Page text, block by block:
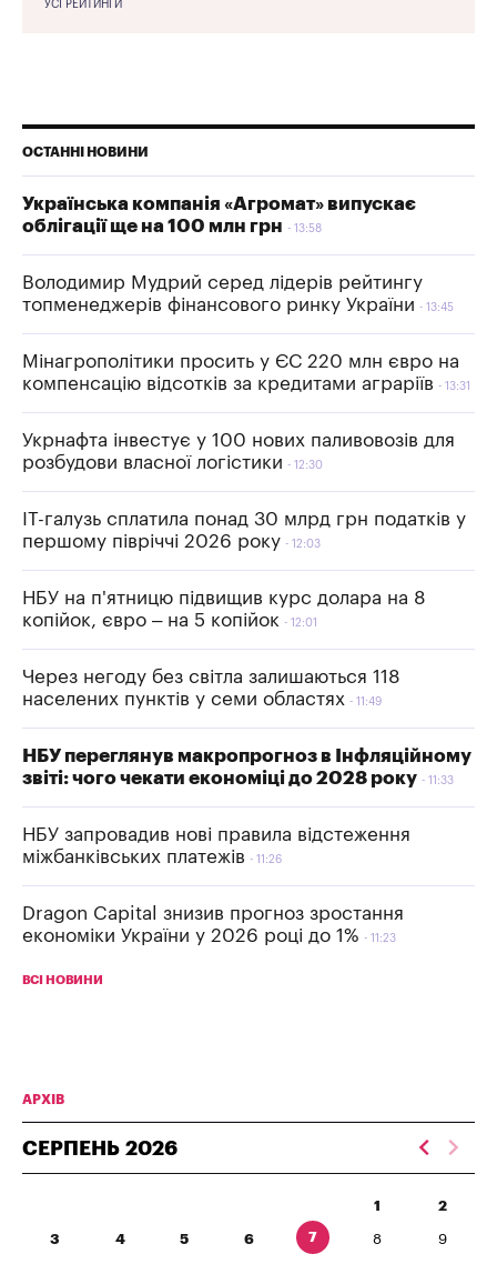
УСІ РЕЙТИНГИ
ОСТАННІ НОВИНИ
Українська компанія «Агромат» випускає
облігації ще на 100 млн грн
13:58
Володимир Мудрий серед лідерів рейтингу
топменеджерів фінансового ринку України
13:45
Мінагрополітики просить у ЄС 220 млн євро на
компенсацію відсотків за кредитами аграріїв
13:31
Укрнафта інвестує у 100 нових паливовозів для
розбудови власної логістики
12:30
IT-галузь сплатила понад 30 млрд грн податків у
першому півріччі 2026 року
12:03
НБУ на п'ятницю підвищив курс долара на 8
копійок, євро – на 5 копійок
12:01
Через негоду без світла залишаються 118
населених пунктів у семи областях
11:49
НБУ переглянув макропрогноз в Інфляційному
звіті: чого чекати економіці до 2028 року
11:33
НБУ запровадив нові правила відстеження
міжбанківських платежів
11:26
Dragon Capital знизив прогноз зростання
економіки України у 2026 році до 1%
11:23
ВСІ НОВИНИ
АРХІВ
СЕРПЕНЬ 2026
1 2
3 4 5 6 7 8 9